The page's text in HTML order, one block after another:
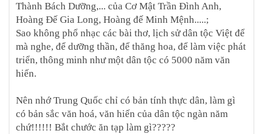
Thành Bách Dưỡng,... của Cơ Mật Trần Đình Anh,
Hoàng Đế Gia Long, Hoàng đế Minh Mệnh.....;
Sao không phổ nhạc các bài thơ, lịch sử dân tộc Việt để
mà nghe, để dưỡng thần, để thăng hoa, để làm việc phát
triển, thông minh như một dân tộc có 5000 năm văn
hiến.
Nên nhớ Trung Quốc chỉ có bản tính thực dân, làm gì
có bản sắc văn hoá, văn hiến của dân tộc ngàn năm
chứ!!!!!! Bắt chước ăn tạp làm gì?????